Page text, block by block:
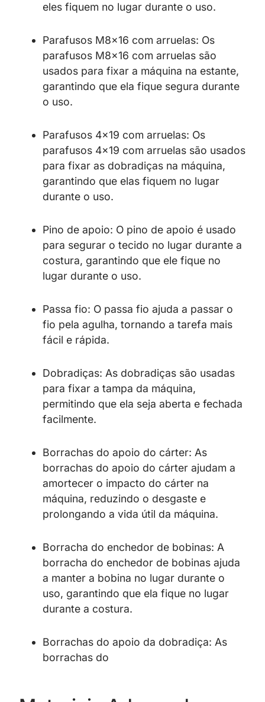
eles fiquem no lugar durante o uso.
Parafusos M8x16 com arruelas: Os
parafusos M8x16 com arruelas são
usados para fixar a máquina na estante,
garantindo que ela fique segura durante
o uso.
Parafusos 4×19 com arruelas: Os
parafusos 4×19 com arruelas são usados
para fixar as dobradiças na máquina,
garantindo que elas fiquem no lugar
durante o uso.
Pino de apoio: O pino de apoio é usado
para segurar o tecido no lugar durante a
costura, garantindo que ele fique no
lugar durante o uso.
Passa fio: O passa fio ajuda a passar o
fio pela agulha, tornando a tarefa mais
fácil e rápida.
Dobradiças: As dobradiças são usadas
para fixar a tampa da máquina,
permitindo que ela seja aberta e fechada
facilmente.
Borrachas do apoio do cárter: As
borrachas do apoio do cárter ajudam a
amortecer o impacto do cárter na
máquina, reduzindo o desgaste e
prolongando a vida útil da máquina.
Borracha do enchedor de bobinas: A
borracha do enchedor de bobinas ajuda
a manter a bobina no lugar durante o
uso, garantindo que ela fique no lugar
durante a costura.
Borrachas do apoio da dobradiça: As
borrachas do